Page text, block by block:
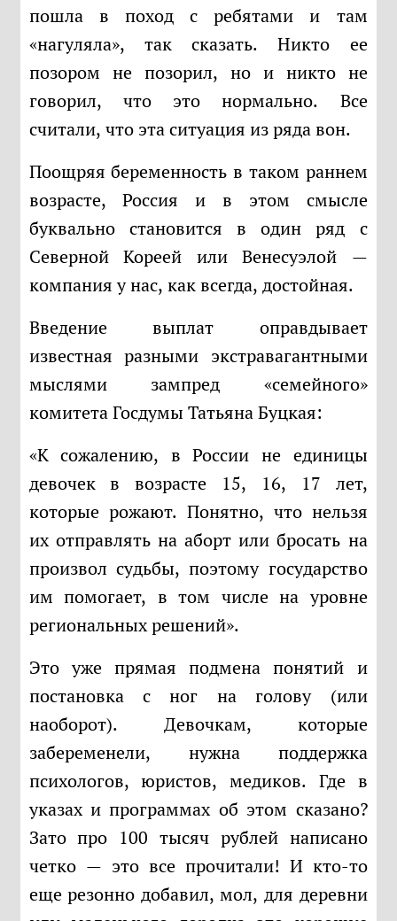
пошла в поход с ребятами и там
«нагуляла», так сказать. Никто ее
позором не позорил, но и никто не
говорил, что это нормально. Все
считали, что эта ситуация из ряда вон.
Поощряя беременность в таком раннем
возрасте, Россия и в этом смысле
буквально становится в один ряд с
Северной Кореей или Венесуэлой —
компания у нас, как всегда, достойная.
Введение выплат оправдывает
известная разными экстравагантными
мыслями зампред «семейного»
комитета Госдумы Татьяна Буцкая:
«К сожалению, в России не единицы
девочек в возрасте 15, 16, 17 лет,
которые рожают. Понятно, что нельзя
их отправлять на аборт или бросать на
произвол судьбы, поэтому государство
им помогает, в том числе на уровне
региональных решений».
Это уже прямая подмена понятий и
постановка с ног на голову (или
наоборот). Девочкам, которые
забеременели, нужна поддержка
психологов, юристов, медиков. Где в
указах и программах об этом сказано?
Зато про 100 тысяч рублей написано
четко — это все прочитали! И кто-то
еще резонно добавил, мол, для деревни